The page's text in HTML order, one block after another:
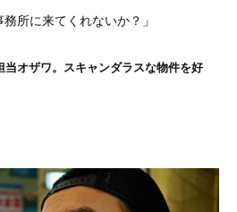
所に来てくれないか？」
当オザワ。スキャンダラスな物件を好